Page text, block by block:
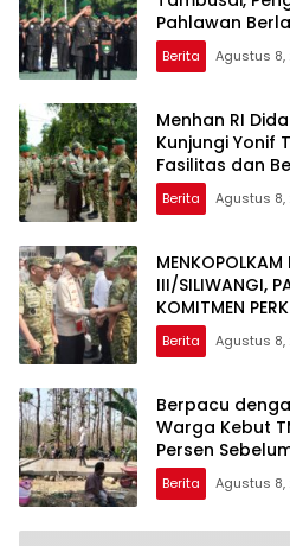
Pahlawan
Berita Agustus 8,
Menhan RI
Kunjungi Yonif
Fasilitas dan
Berita Agustus 8,
III/SILIWANGI,
KOMITMEN
STABILITAS
Berita Agustus 8,
Berpacu
Warga Kebut
Persen
Berita Agustus 8,